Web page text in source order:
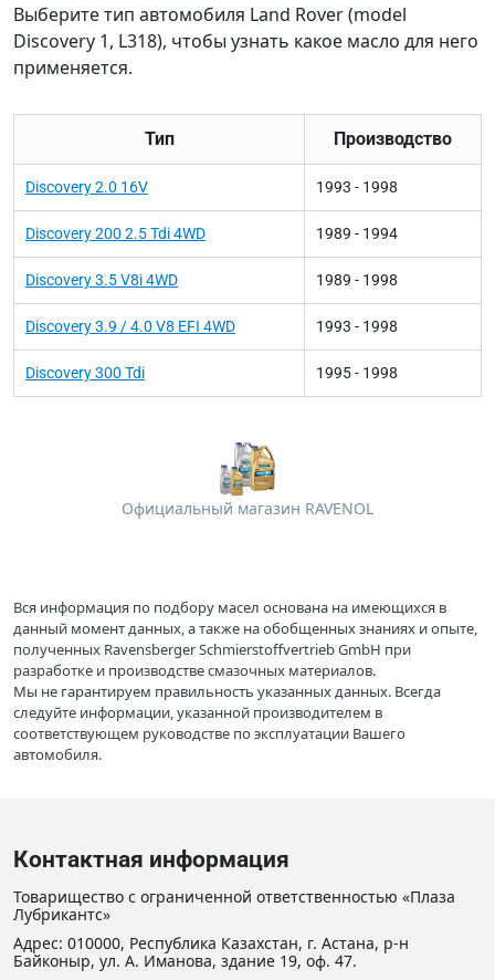
Выберите тип автомобиля Land Rover (model
Discovery 1, L318), чтобы узнать какое масло для него
применяется.
Тип Производство
Discovery 2.0 16V 1993 - 1998
Discovery 200 2.5 Tdi 4WD 1989 - 1994
Discovery 3.5 V8i 4WD 1989 - 1998
Discovery 3.9 / 4.0 V8 EFI 4WD 1993 - 1998
Discovery 300 Tdi 1995 - 1998
Официальный магазин RAVENOL
Вся информация по подбору масел основана на имеющихся в
данный момент данных, а также на обобщенных знаниях и опыте,
полученных Ravensberger Schmierstoffvertrieb GmbH при
разработке и производстве смазочных материалов.
Мы не гарантируем правильность указанных данных. Всегда
следуйте информации, указанной производителем в
соответствующем руководстве по эксплуатации Вашего
автомобиля.
Контактная информация
Товарищество с ограниченной ответственностью «Плаза
Лубрикантс»
Адрес: 010000, Республика Казахстан, г. Астана, р-н
Байконыр, ул. А. Иманова, здание 19, оф. 47.